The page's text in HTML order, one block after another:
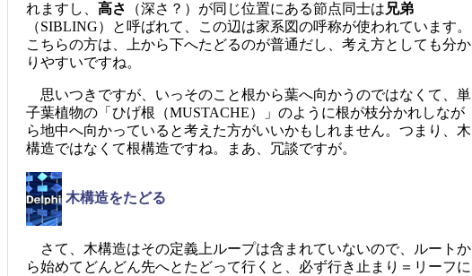
れますし、 高さ （深さ？）が同じ位置にある節点同士は 兄弟
（SIBLING）と呼ばれて、この辺は家系図の呼称が使われています。
こちらの方は、上から下へたどるのが普通だし、考え方としても分か
りやすいですね。
思いつきですが、いっそのこと根から葉へ向かうのではなくて、単
子葉植物の「ひげ根（MUSTACHE）」のように根が枝分かれしなが
ら地中へ向かっていると考えた方がいいかもしれません。つまり、木
構造ではなくて根構造ですね。まあ、冗談ですが。
木構造をたどる
さて、木構造はその定義上ループは含まれていないので、ルートか
ら始めてどんどん先へとたどって行くと、必ず行き止まり＝リーフに